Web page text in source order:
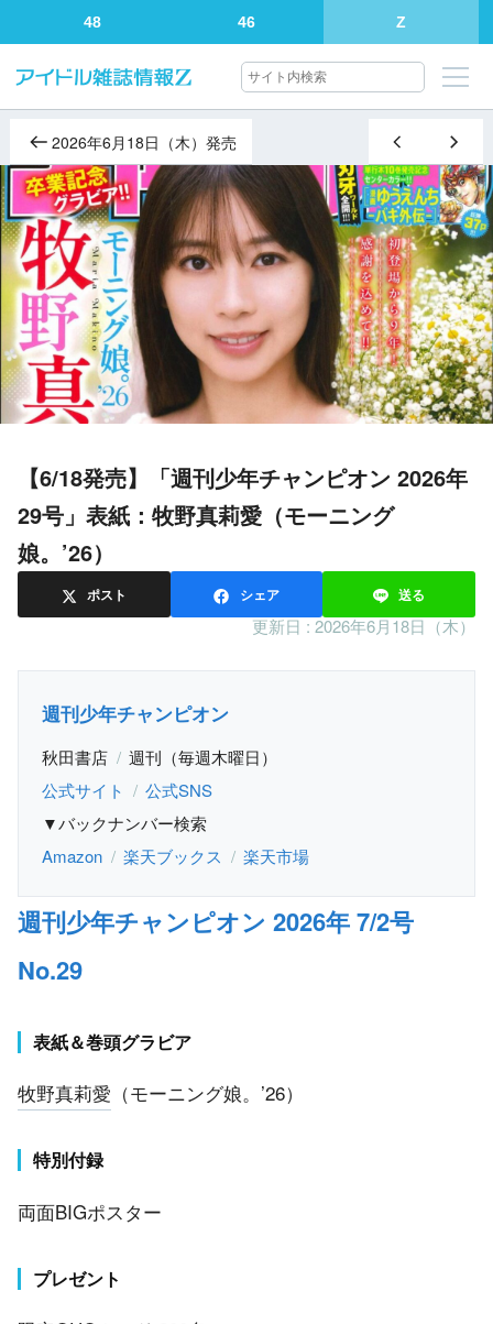
48 46 Z
2026年6月18日（木）発売
【6/18発売】「週刊少年チャンピオン 2026年
29号」表紙：牧野真莉愛（モーニング
娘。’26）
ポスト シェア 送る
更新日 : 2026年6月18日（木）
週刊少年チャンピオン
秋田書店
週刊（毎週木曜日）
公式サイト
公式SNS
▼バックナンバー検索
Amazon
楽天ブックス 楽天市場
週刊少年チャンピオン 2026年 7/2号
No.29
表紙＆巻頭グラビア
牧野真莉愛 （モーニング娘。’26）
特別付録
両面BIGポスター
プレゼント